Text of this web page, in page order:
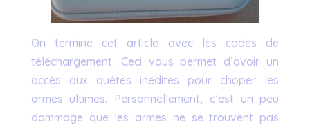
On termine cet article avec les codes de
téléchargement. Ceci vous permet d’avoir un
accès aux quêtes inédites pour choper les
armes ultimes. Personnellement, c’est un peu
dommage que les armes ne se trouvent pas